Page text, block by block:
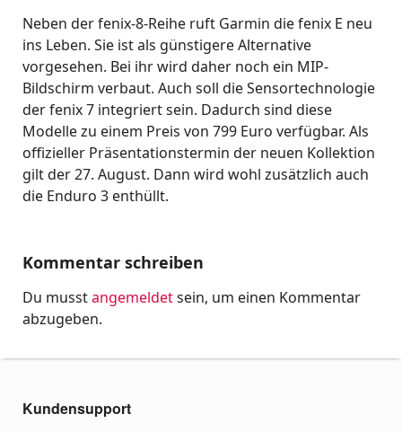
Neben der fenix-8-Reihe ruft Garmin die fenix E neu
ins Leben. Sie ist als günstigere Alternative
vorgesehen. Bei ihr wird daher noch ein MIP-
Bildschirm verbaut. Auch soll die Sensortechnologie
der fenix 7 integriert sein. Dadurch sind diese
Modelle zu einem Preis von 799 Euro verfügbar. Als
offizieller Präsentationstermin der neuen Kollektion
gilt der 27. August. Dann wird wohl zusätzlich auch
die Enduro 3 enthüllt.
Kommentar schreiben
Du musstangemeldetsein, um einen Kommentar
abzugeben.
Kundensupport